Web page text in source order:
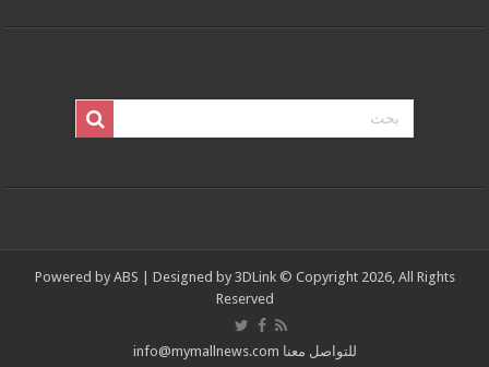
Powered by ABS | Designed by 3DLink© Copyright 2026, All Rights
Reserved
للتواصل معنا info@mymallnews.com